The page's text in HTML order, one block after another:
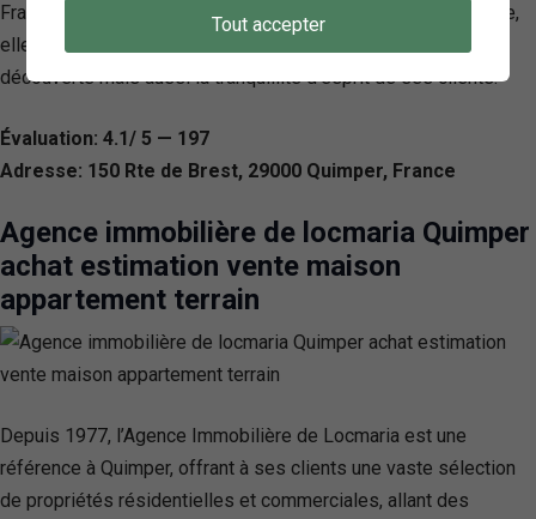
France et son engagement pour un tourisme éco-responsable,
elle garantit non seulement des moments de détente et de
découverte mais aussi la tranquillité d’esprit de ses clients.
Évaluation: 4.1/ 5 — 197
Adresse: 150 Rte de Brest, 29000 Quimper, France
Agence immobilière de locmaria Quimper
achat estimation vente maison
appartement terrain
Depuis 1977, l’Agence Immobilière de Locmaria est une
référence à Quimper, offrant à ses clients une vaste sélection
de propriétés résidentielles et commerciales, allant des
Tout accepter